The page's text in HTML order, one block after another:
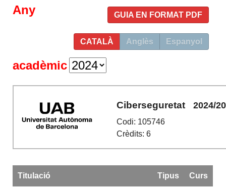
GUIA EN FORMAT PDF
CATALÀ Anglès Espanyol
Any
acadèmic
Ciberseguretat
Codi: 105746
Crèdits: 6
2024/
Titulació Tipus Curs